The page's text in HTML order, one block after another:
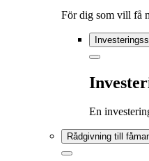
För dig som vill få
En
Rådgivning till